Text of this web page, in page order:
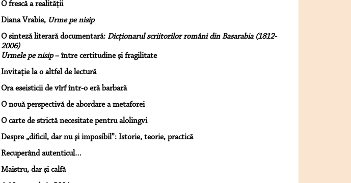
O frescă a realităţii
Diana Vrabie, Urme pe nisip
O sinteză literară documentară: Dicţionarul scriitorilor români din Basarabia (1812-
2006)
Urmele pe nisip– între certitudine şi fragilitate
Invitaţie la o altfel de lectură
Ora eseisticii de vîrf într-o eră barbară
O nouă perspectivă de abordare a metaforei
O carte de strictă necesitate pentru alolingvi
Despre „dificil, dar nu şi imposibil”: Istorie, teorie, practică
Recuperând autenticul…
Maistru, dar şi calfă